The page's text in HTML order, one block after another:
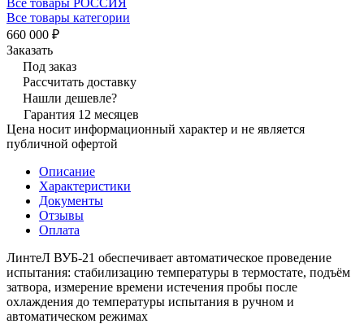
Все товары категории
660 000 ₽
Заказать
Под заказ
Рассчитать доставку
Нашли дешевле?
Гарантия 12 месяцев
Цена носит информационный характер и не является
публичной офертой
Описание
Характеристики
Документы
Отзывы
Оплата
ЛинтеЛ ВУБ-21 обеспечивает автоматическое проведение
испытания: стабилизацию температуры в термостате, подъём
затвора, измерение времени истечения пробы после
охлаждения до температуры испытания в ручном и
автоматическом режимах